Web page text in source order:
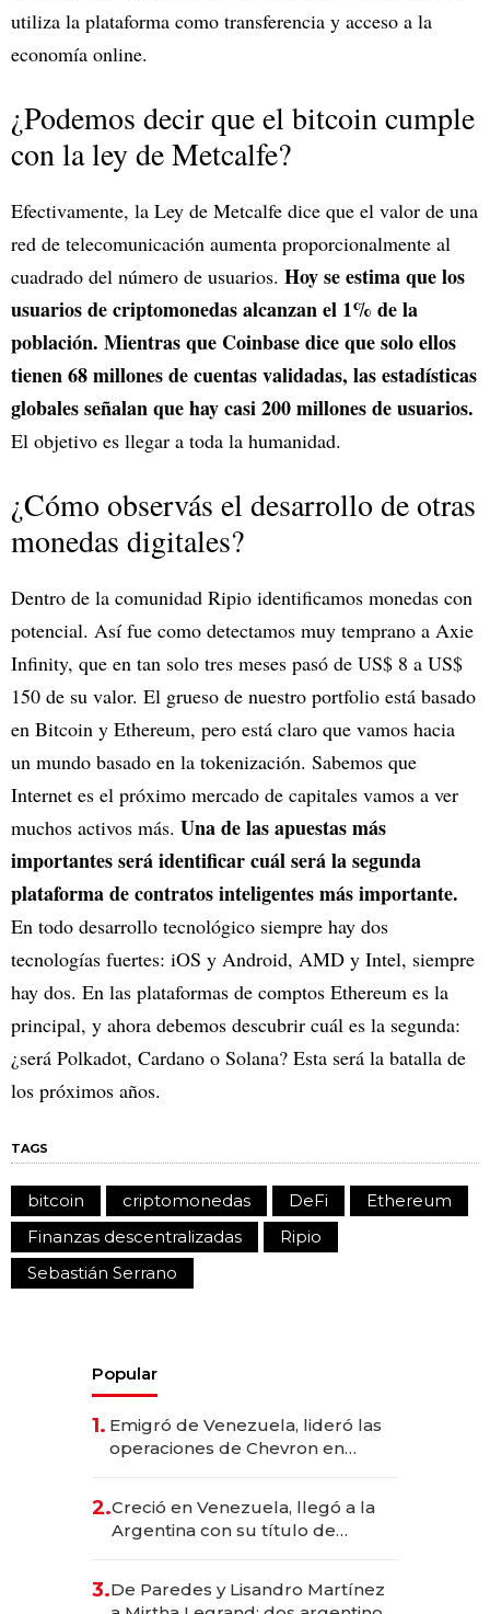
utiliza la plataforma como transferencia y acceso a la
economía online.
¿Podemos decir que el bitcoin cumple
con la ley de Metcalfe?
Efectivamente, la Ley de Metcalfe dice que el valor de una
red de telecomunicación aumenta proporcionalmente al
cuadrado del número de usuarios. Hoy se estima que los
usuarios de criptomonedas alcanzan el 1% de la
población. Mientras que Coinbase dice que solo ellos
tienen 68 millones de cuentas validadas, las estadísticas
globales señalan que hay casi 200 millones de usuarios.
El objetivo es llegar a toda la humanidad.
¿Cómo observás el desarrollo de otras
monedas digitales?
Dentro de la comunidad Ripio identificamos monedas con
potencial. Así fue como detectamos muy temprano a Axie
Infinity, que en tan solo tres meses pasó de US$ 8 a US$
150 de su valor. El grueso de nuestro portfolio está basado
en Bitcoin y Ethereum, pero está claro que vamos hacia
un mundo basado en la tokenización. Sabemos que
Internet es el próximo mercado de capitales vamos a ver
muchos activos más. Una de las apuestas más
importantes será identificar cuál será la segunda
plataforma de contratos inteligentes más importante.
En todo desarrollo tecnológico siempre hay dos
tecnologías fuertes: iOS y Android, AMD y Intel, siempre
hay dos. En las plataformas de comptos Ethereum es la
principal, y ahora debemos descubrir cuál es la segunda:
¿será Polkadot, Cardano o Solana? Esta será la batalla de
los próximos años.
TAGS
bitcoin criptomonedas DeFi
Ethereum
Finanzas descentralizadas
Ripio
Sebastián Serrano
Popular
1. Emigró de Venezuela, lideró las
operaciones de Chevron en
2.Creció en Venezuela, llegó a la
Argentina con su título de
las marcas "fast premium"
3.De Paredes y Lisandro Martínez